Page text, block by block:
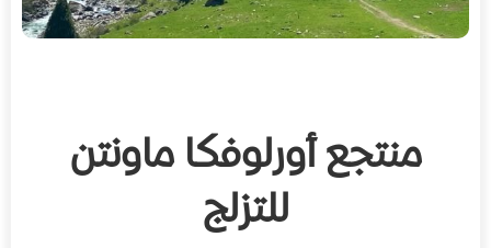
منتجع أورلوفكا ماونتن
للتزلج